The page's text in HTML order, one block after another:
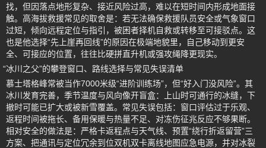
找，但因落点地形复杂、接近风险过高，难以在短时间内形成地面接
触。高海拔救援常见的取舍是：若无法确保救援队员安全或气象窗口
过短，倾向远程定位与指引，被困者择机自救或转移至可接驳点。这
也是他选择“先上崖再回线”的原因在极端地貌里，自己移动到更安
全、可接应的位置，往往比硬拼直升机或强攻绳降更现实。
“冰川之父”的攀登窗口、路线选择与常见失误清单
慕士塔格峰常被当作7000米级“进阶训练场”，但“好入门没风险”。其
冰川发育完善，季节温度与风向像开盲盒：上山时可通行的冰缝，下
撤时可能已扩大或被新雪覆盖。常见失误包括：窗口评估过于乐观、
返程时间被拖长、备用保暖与热量不足、对冻伤征兆反应不够果断。
相对安全的做法是：严格卡返程点与天气线、预置“绕行折返留营”三
方案、把通讯与定位冗余到位双机双卡离线地图应急电源，并对冰裂